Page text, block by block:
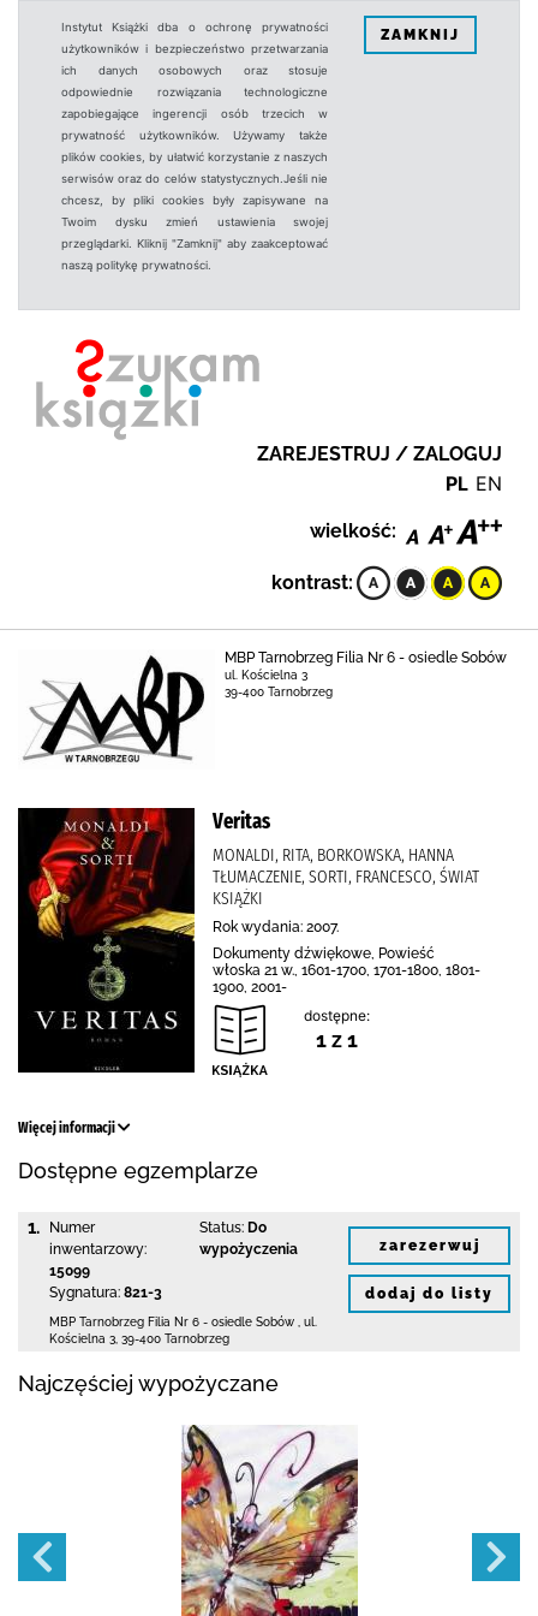
Instytut Książki dba o ochronę prywatności
użytkowników i bezpieczeństwo przetwarzania
ich danych osobowych oraz stosuje
odpowiednie rozwiązania technologiczne
zapobiegające ingerencji osób trzecich w
prywatność użytkowników. Używamy także
plików cookies, by ułatwić korzystanie z naszych
serwisów oraz do celów statystycznych.Jeśli nie
chcesz, by pliki cookies były zapisywane na
Twoim dysku zmień ustawienia swojej
przeglądarki. Kliknij "Zamknij" aby zaakceptować
naszą politykę prywatności.
ZAMKNIJ
ZAREJESTRUJ / ZALOGUJ
PL EN
wielkość:
kontrast:
MBP Tarnobrzeg Filia Nr 6 - osiedle Sobów
ul. Kościelna 3
39-400 Tarnobrzeg
Veritas
MONALDI, RITA, BORKOWSKA, HANNA
TŁUMACZENIE, SORTI, FRANCESCO, ŚWIAT
KSIĄŻKI
Rok wydania: 2007.
Dokumenty dźwiękowe, Powieść
włoska 21 w., 1601-1700, 1701-1800, 1801-
1900, 2001-
dostępne:
1 z 1
Więcej informacji
Dostępne egzemplarze
1.
Numer
inwentarzowy:
15099
Sygnatura: 821-3
Status: Do
wypożyczenia
MBP Tarnobrzeg Filia Nr 6 - osiedle Sobów
ul.
Kościelna 3 39-400 Tarnobrzeg
zarezerwuj
dodaj do listy
Najczęściej wypożyczane